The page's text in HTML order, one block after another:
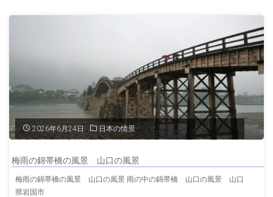
の
上
の
風
景
景
滋
の
2026年6月24日 日本の情景
梅雨の錦帯橋の風景 山口の風景
梅雨の錦帯橋の風景 山口の風景 雨の中の錦帯橋 山口の風景 山口
県岩国市